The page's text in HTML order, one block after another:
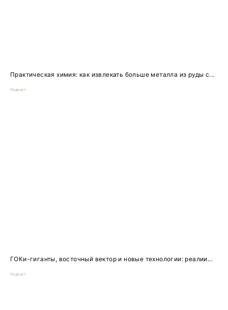
Практическая химия: как извлекать больше металла из руды с...
Подкаст
ГОКи-гиганты, восточный вектор и новые технологии: реалии...
Подкаст